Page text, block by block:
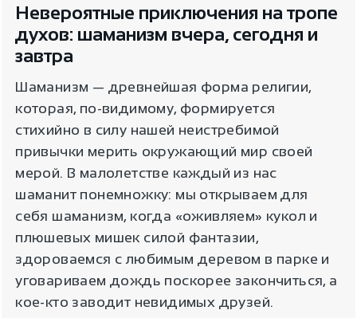
Невероятные приключения на тропе
духов: шаманизм вчера, сегодня и
завтра
Шаманизм — древнейшая форма религии,
которая, по-видимому, формируется
стихийно в силу нашей неистребимой
привычки мерить окружающий мир своей
мерой. В малолетстве каждый из нас
шаманит понемножку: мы открываем для
себя шаманизм, когда «оживляем» кукол и
плюшевых мишек силой фантазии,
здороваемся с любимым деревом в парке и
уговариваем дождь поскорее закончиться, а
кое-кто заводит невидимых друзей.